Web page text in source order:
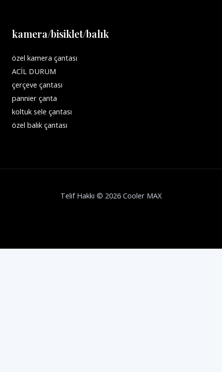
kamera/bisiklet/balık
özel kamera çantası
ACİL DURUM
çerçeve çantası
pannier çanta
koltuk sele çantası
özel balık çantası
Telif Hakkı © 2026 Cooler MAX